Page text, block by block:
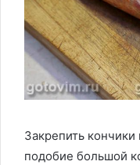
Закрепить
подобие большой